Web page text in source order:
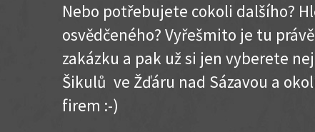
Nebo potřebujete cokoli dalšího?
osvědčeného? Vyřešmito je tu
zakázku a pak už si jen vyberete
Šikulů ve Žďáru nad Sázavou a
firem :-)